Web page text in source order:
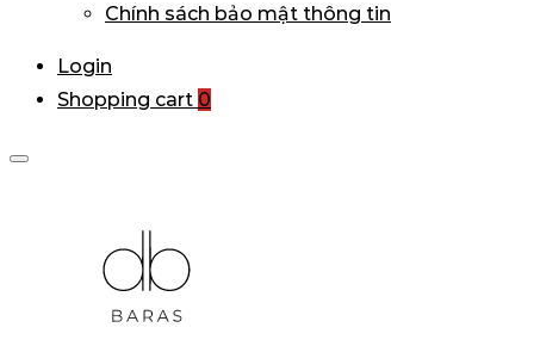
Chính sách bảo mật thông tin
Login
Shopping cart 0